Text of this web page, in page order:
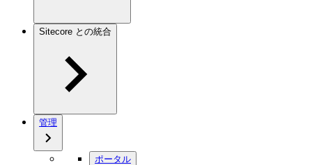
Sitecore との統合
管理
ポータル